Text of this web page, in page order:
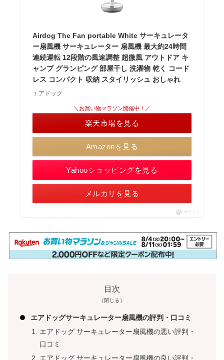
Airdog The Fan portable White サーキュレータ
ー扇風機 サーキュレーター 扇風機 最大約24時間
連続運転 12段階の風速調整 超微風 アウトドア キ
ャンプ グランピング 部屋干し 洗濯物 乾く コード
レス コンパクト 収納 スタイリッシュ おしゃれ
エアドッグ
Amazonを見る
＼お買い物マラソン開催中！／
楽天市場を見る
Yahooショッピングを見る
メルカリを見る
ポチップ
目次
エアドッグサーキュレーター扇風機の評判・口コミ
エアドッグ サーキュレーター扇風機の悪い評判・
口コミ
エアドッグ サーキュレーター扇風機の良い評判・